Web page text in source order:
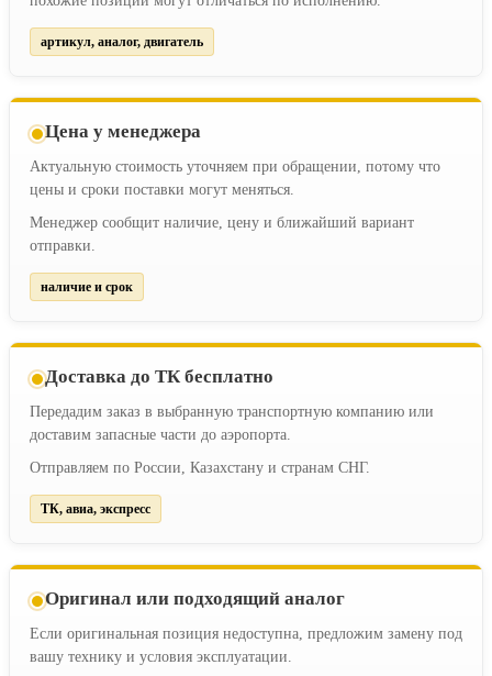
артикул, аналог, двигатель
Цена у менеджера
Актуальную стоимость уточняем при обращении, потому что
цены и сроки поставки могут меняться.
Менеджер сообщит наличие, цену и ближайший вариант
отправки.
наличие и срок
Доставка до ТК бесплатно
Передадим заказ в выбранную транспортную компанию или
доставим запасные части до аэропорта.
Отправляем по России, Казахстану и странам СНГ.
ТК, авиа, экспресс
Оригинал или подходящий аналог
Если оригинальная позиция недоступна, предложим замену под
вашу технику и условия эксплуатации.